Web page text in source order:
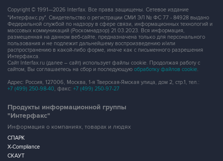
Copyright © 1991—2026 Interfax. Все права защищены. Сетевое издание
"Интерфакс.ру". Свидетельство о регистрации СМИ ЭЛ № ФС 77 - 84928 выдано
Федеральной службой по надзору в сфере связи, информационных технологий и
массовых коммуникаций (Роскомнадзор) 21.03.2023. Вся информация,
размещенная на данном веб-сайте, предназначена только для персонального
пользования и не подлежит дальнейшему воспроизведению и/или
распространению в какой-либо форме, иначе как с письменного разрешения
Интерфакса.
Сайт Interfax.ru (далее – сайт) использует файлы cookie. Продолжая работу с
сайтом, Вы соглашаетесь на сбор и последующую обработку файлов cookie.
Адрес: Россия, 127006, Москва, 1-я Тверская-Ямская улица, дом 2, стр.1, тел.:
+7 (499) 250-98-40, факс: +7 (499) 250-97-27
Продукты информационной группы
"Интерфакс"
Информация о компаниях, товарах и людях
СПАРК
X-Compliance
СКАУТ